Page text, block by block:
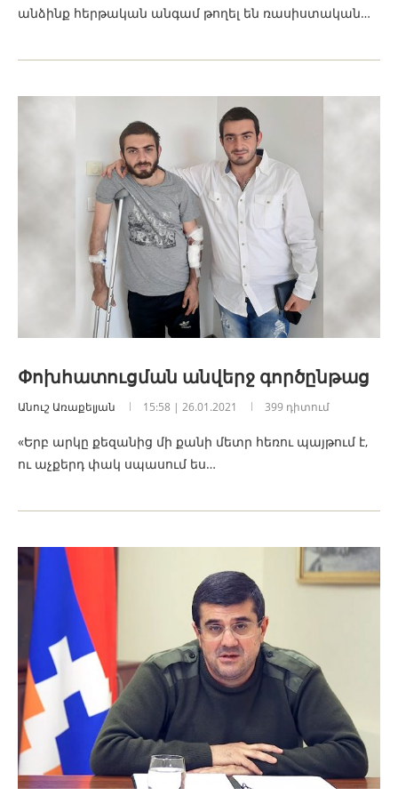
անձինք հերթական անգամ թողել են ռասիստական…
Փոխհատուցման անվերջ գործընթաց
Անուշ Առաքելյան 15:58 | 26.01.2021 399 դիտում
«Երբ արկը քեզանից մի քանի մետր հեռու պայթում է,
ու աչքերդ փակ սպասում ես…